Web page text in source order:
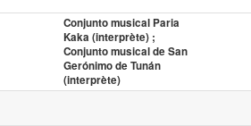
Conjunto musical Paria
Kaka (interprète) ;
Conjunto musical de San
Gerónimo de Tunán
(interprète)